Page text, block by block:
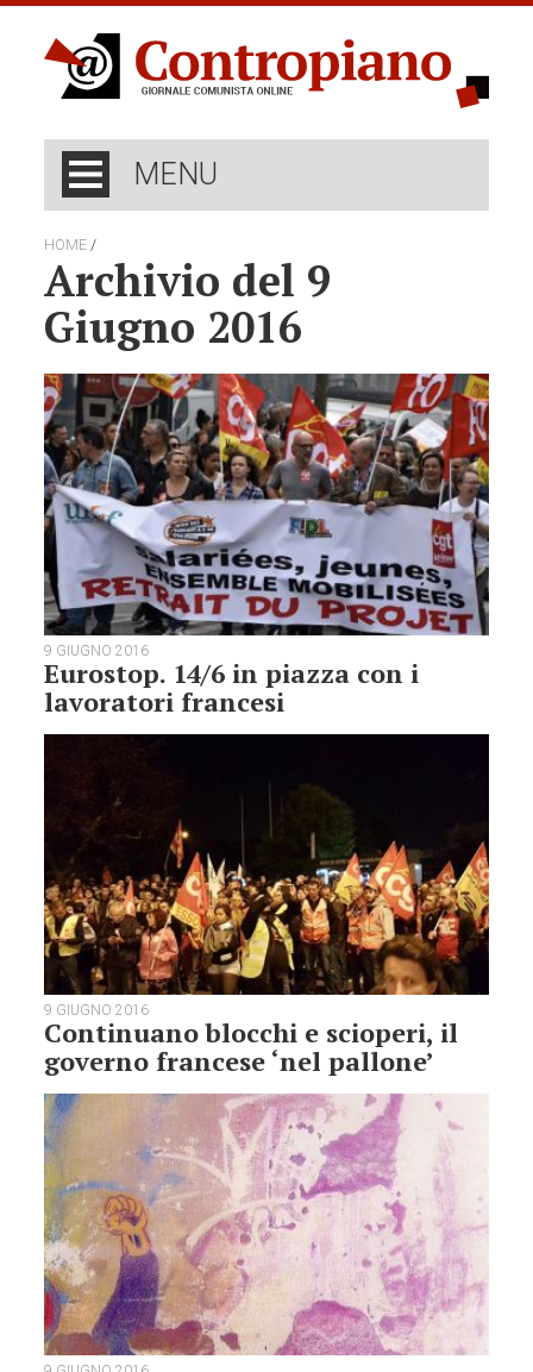
MENU
HOME /
Archivio del 9
Giugno 2016
9 GIUGNO 2016
Eurostop. 14/6 in piazza con i
lavoratori francesi
9 GIUGNO 2016
Continuano blocchi e scioperi, il
governo francese ‘nel pallone’